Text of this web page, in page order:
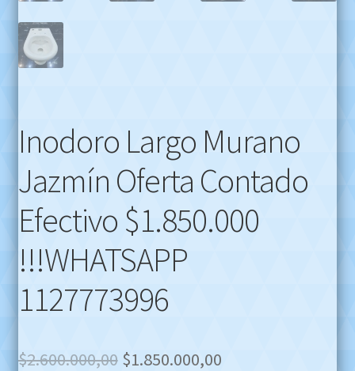
Inodoro Largo Murano
Jazmín Oferta Contado
Efectivo $1.850.000
!!!WHATSAPP
1127773996
$2.600.000,00 Original
$1.850.000,00Current